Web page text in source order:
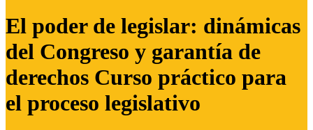
El poder de legislar: dinámicas
del Congreso y garantía de
derechos Curso práctico para
el proceso legislativo